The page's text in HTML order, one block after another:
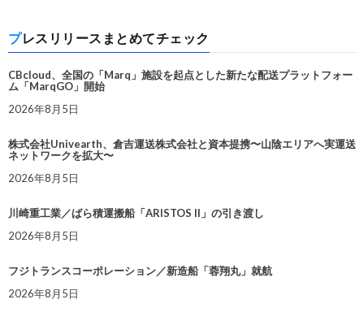
プレスリリースまとめてチェック
CBcloud、全国の「Marq」施設を起点とした新たな配送プラットフォー
ム「MarqGO」開始
2026年8月5日
株式会社Univearth、倉吉運送株式会社と資本提携〜山陰エリアへ実運送
ネットワークを拡大〜
2026年8月5日
川崎重工業／ばら積運搬船「ARISTOS II」の引き渡し
2026年8月5日
フジトランスコーポレーション／新造船「蓉翔丸」就航
2026年8月5日